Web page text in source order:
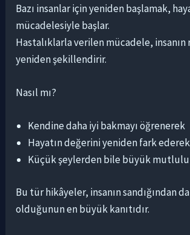
Bazı insanlar için yeniden başlamak,
mücadelesiyle başlar.
Hastalıklarla verilen mücadele, insanın
yeniden şekillendirir.
Nasıl mı?
Kendine daha iyi bakmayı öğrenerek
Hayatın değerini yeniden fark ederek
Küçük şeylerden bile büyük
Bu tür hikâyeler, insanın sandığından
olduğunun en büyük kanıtıdır.